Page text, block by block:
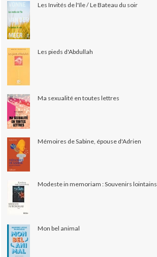
Les Invités de l'île / Le Bateau du soir
Les pieds d'Abdullah
Ma sexualité en toutes lettres
Mémoires de Sabine, épouse d'Adrien
Modeste in memoriam : Souvenirs lointains
Mon bel animal